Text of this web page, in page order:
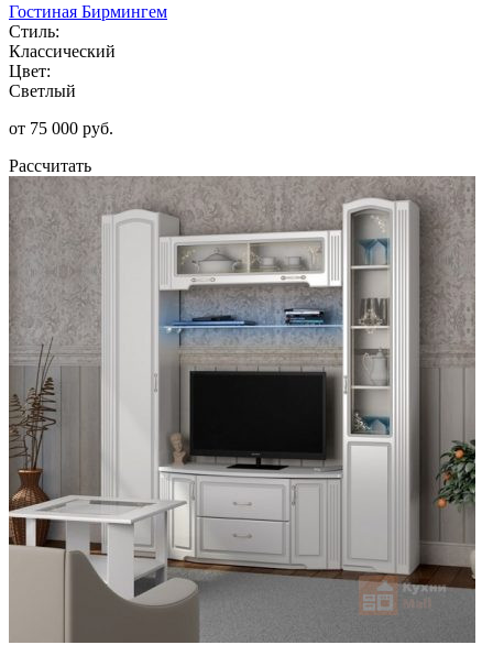
Гостиная Бирмингем
Стиль:
Классический
Цвет:
Светлый
от 75 000 руб.
Рассчитать